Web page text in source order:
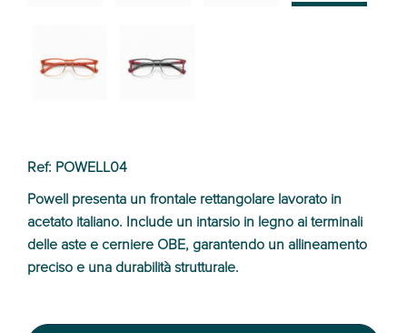
Ref: POWELL04
Powell presenta un frontale rettangolare lavorato in
acetato italiano. Include un intarsio in legno ai terminali
delle aste e cerniere OBE, garantendo un allineamento
preciso e una durabilità strutturale.